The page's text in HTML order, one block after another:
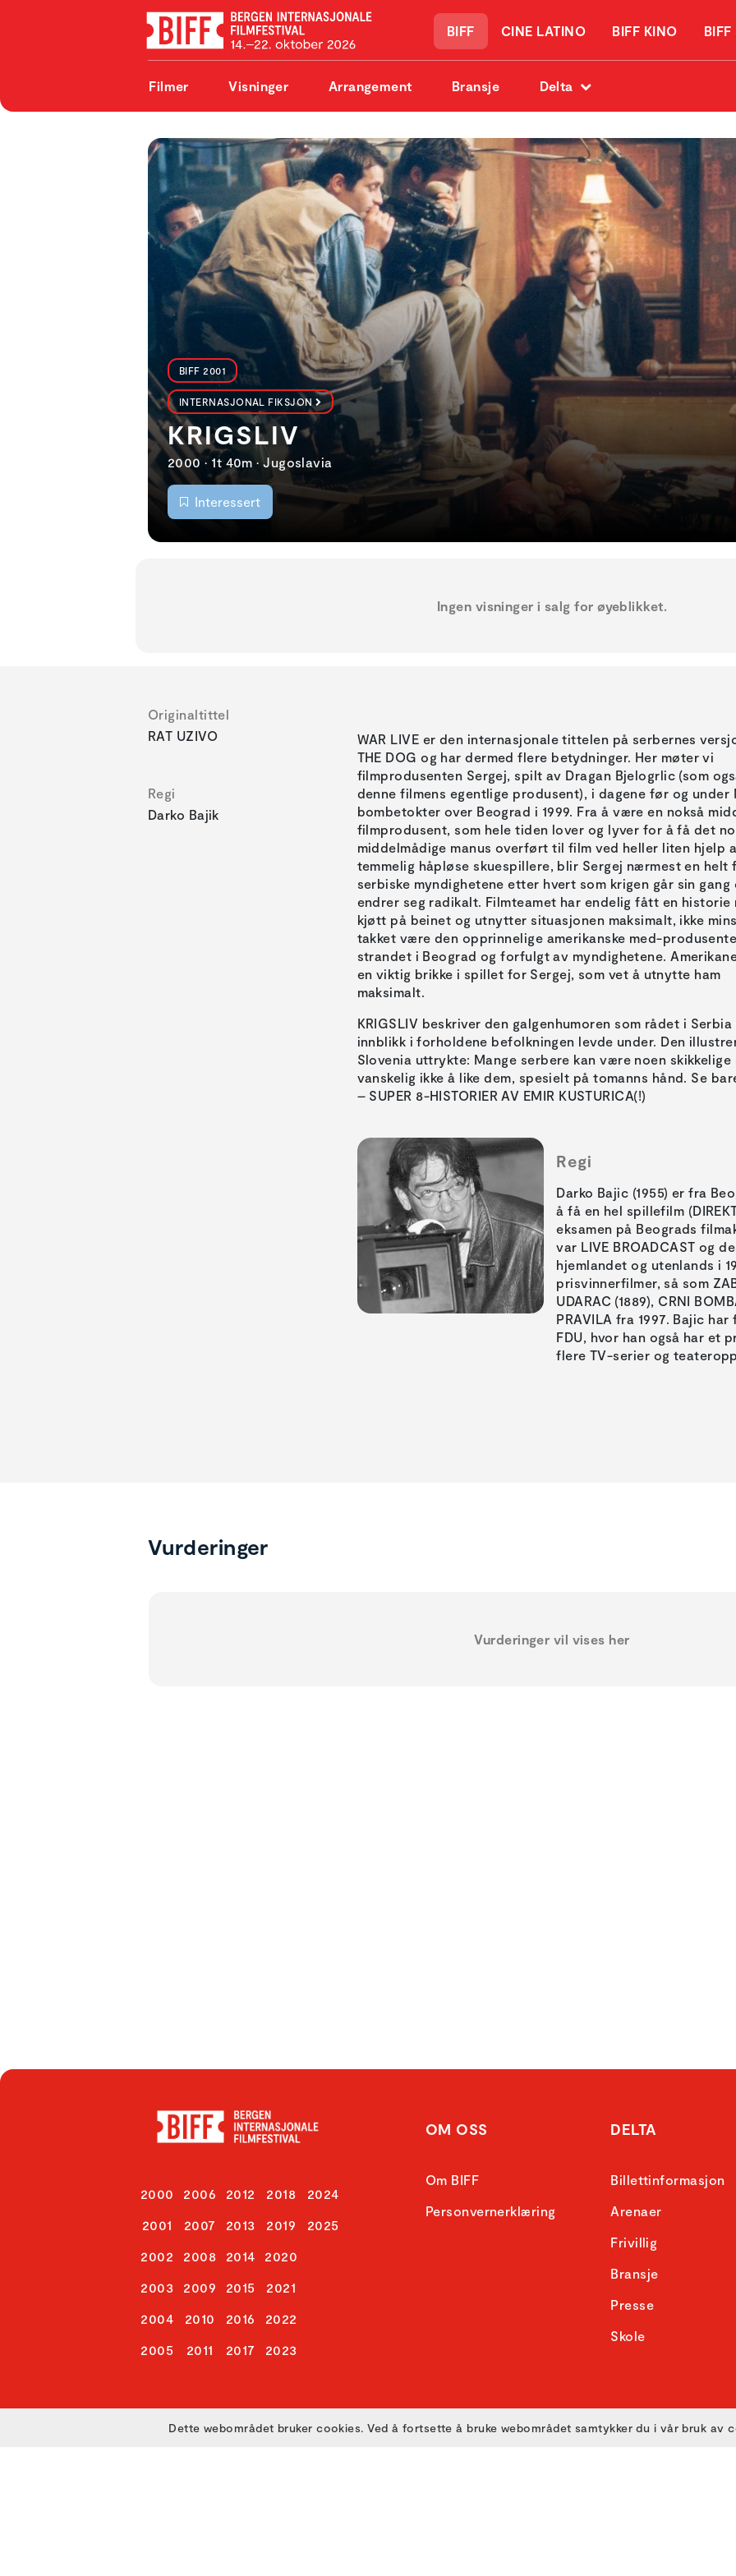
BIFF CINE LATINO BIFF KINO BIFF
Filmer Visninger Arrangement Bransje Delta
BIFF 2001
INTERNASJONAL FIKSJON
KRIGSLIV
2000 • 1t 40m • Jugoslavia
Interessert
Ingen visninger i salg for øyeblikket.
Originaltittel
RAT UZIVO
Regi
Darko Bajik
WAR LIVE er den internasjonale tittelen på serbernes
THE DOG og har dermed flere betydninger. Her møter vi
filmprodusenten Sergej, spilt av Dragan Bjelogrlic (som
denne filmens egentlige produsent), i dagene før og under
bombetokter over Beograd i 1999. Fra å være en nokså
filmprodusent, som hele tiden lover og lyver for å få det
middelmådige manus overført til film ved heller liten hjelp
temmelig håpløse skuespillere, blir Sergej nærmest en helt
serbiske myndighetene etter hvert som krigen går sin gang
endrer seg radikalt. Filmteamet har endelig fått en historie
kjøtt på beinet og utnytter situasjonen maksimalt, ikke
takket være den opprinnelige amerikanske med-
strandet i Beograd og forfulgt av myndighetene.
en viktig brikke i spillet for Sergej, som vet å utnytte ham
KRIGSLIV beskriver den galgenhumoren som rådet i
innblikk i forholdene befolkningen levde under. Den
Slovenia uttrykte: Mange serbere kan være noen
vanskelig ikke å like dem, spesielt på tomanns hånd. Se
– SUPER 8-HISTORIER AV EMIR KUSTURICA(!)
Regi
Darko Bajic (1955) er fra
å få en hel spillefilm
eksamen på Beograds
var LIVE BROADCAST og
hjemlandet og utenlands i
prisvinnerfilmer, så som
UDARAC (1889), CRNI
PRAVILA fra 1997. Bajic
FDU, hvor han også har et
flere TV-serier og
Vurderinger
Vurderinger vil vises her
2000
2001
2002
2003
2004
2005
2006
2007
2008
2009
2010
2011
2012
2013
2014
2015
2016
2017
2018
2019
2020
2021
2022
2023
2024
2025
OM OSS
Om BIFF
Personvernerklæring
DELTA
Billettinformasjon
Arenaer
Frivillig
Bransje
Presse
Skole
Dette webområdet bruker cookies. Ved å fortsette å bruke webområdet samtykker du i vår bruk av